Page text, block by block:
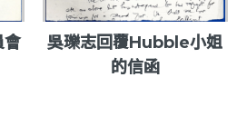
會
吳瓅志回覆Hubble小姐
的信函